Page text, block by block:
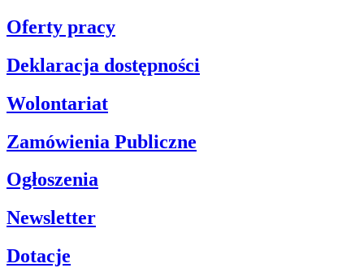
Oferty pracy
Deklaracja dostępności
Wolontariat
Zamówienia Publiczne
Ogłoszenia
Newsletter
Dotacje